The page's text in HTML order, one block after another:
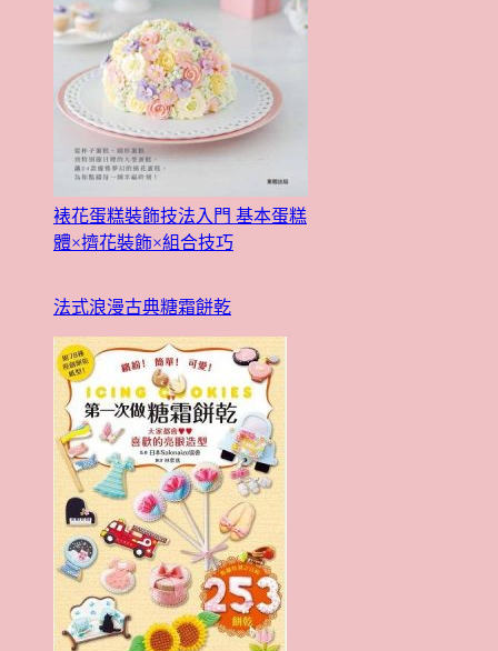
裱花蛋糕裝飾技法入門 基本蛋糕
體×擠花裝飾×組合技巧
法式浪漫古典糖霜餅乾